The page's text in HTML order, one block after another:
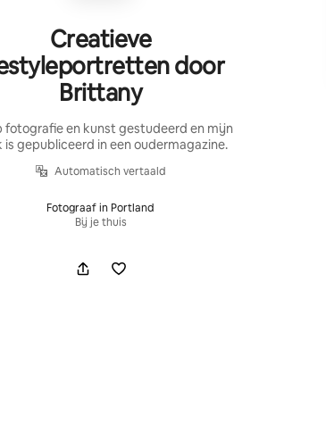
Creatieve
door
Brittany
fotografie en kunst gestudeerd en mijn
is gepubliceerd in een oudermagazine.
Automatisch vertaald
Fotograaf in Portland
Bij je thuis